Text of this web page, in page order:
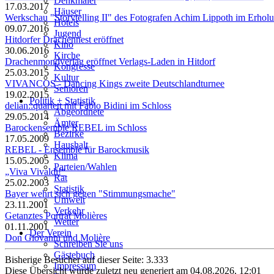
Häuser
Hotels
Jugend
Kino
Kirche
Kongresse
Kultur
Senioren
Stadtführer
Straßen
Politik + Statistik
Abgeordnete
Ämter
Bezirke
Haushalt
Klima
Parteien/Wahlen
Rat
Statistik
Umwelt
Verkehr
Wetter
Der Verein
Schreiben Sie uns
Gästebuch
Impressum
17.03.2017
Werkschau "Storytelling II" des Fotografen Achim Lippoth im
09.07.2016
Hitdorfer Drachennest eröffnet
30.06.2016
Drachenmondverlag eröffnet Verlags-Laden in Hitdorf
25.03.2015
VIVANCOS - Dancing Kings zweite Deutschlandturnee
19.02.2015
delian::quartett mit Fabio Bidini im Schloss
29.05.2014
Barockensemble REBEL im Schloss
17.05.2009
REBEL - Ensemble für Barockmusik
15.05.2005
„Viva Vivaldi!“
25.02.2003
Bayer wehrt sich gegen "Stimmungsmache"
23.11.2001
Getanztes Porträt Molières
01.11.2001
Don Giovanni und Molière
Bisherige Besucher auf dieser Seite: 3.333
Diese Übersicht wurde zuletzt neu generiert am 04.08.2026, 12:01